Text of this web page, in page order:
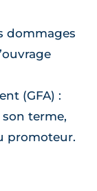
dommages
(GFA) :
terme,
promoteur.